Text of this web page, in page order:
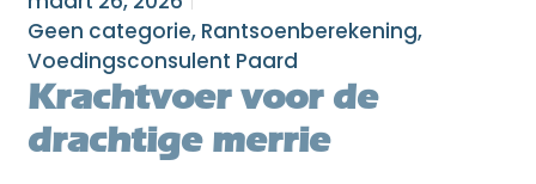
Geen categorie, Rantsoenberekening,
Voedingsconsulent Paard
Krachtvoer voor de
drachtige merrie